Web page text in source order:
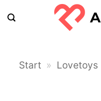
Inhalt
Start » Lovetoys